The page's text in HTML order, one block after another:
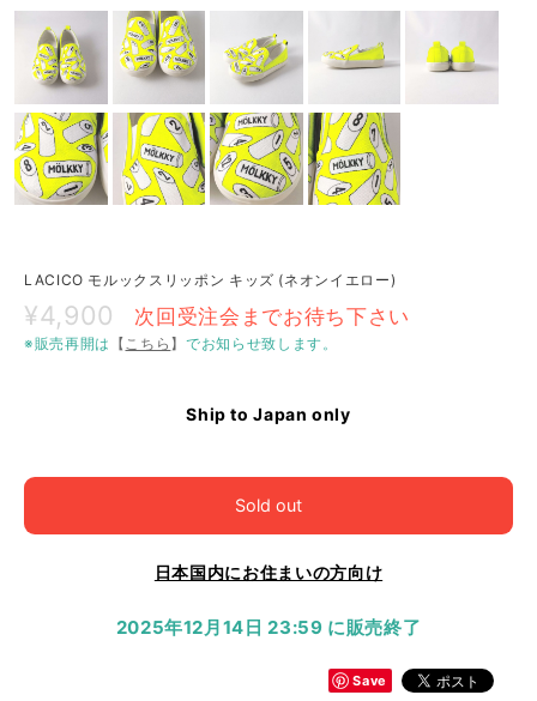
LACICO モルックスリッポン キッズ (ネオンイエロー)
¥4,900 次回受注会までお待ち下さい
※販売再開は 【こちら 】でお知らせ致します。
Ship to Japan only
Sold out
日本国内にお住まいの方向け
2025年12月14日 23:59 に販売終了
Save